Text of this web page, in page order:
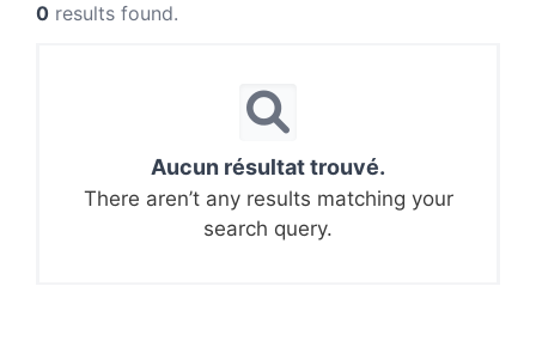
0 results found.
Aucun résultat trouvé.
There aren’t any results matching your
search query.